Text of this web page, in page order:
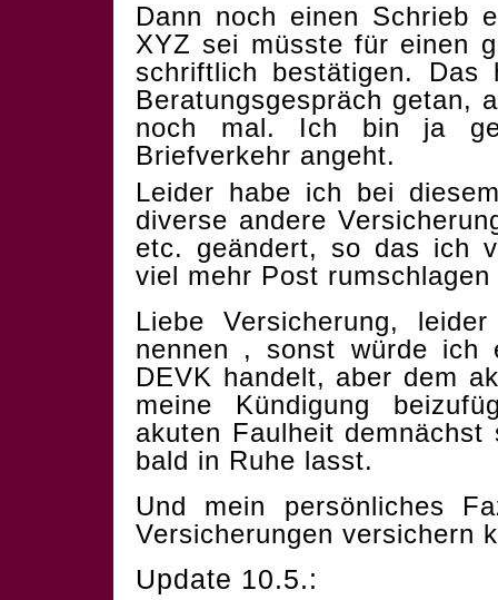
Dann noch einen Schrieb
XYZ sei müsste für einen
schriftlich bestätigen.
Beratungsgespräch getan,
noch mal. Ich bin ja
Briefverkehr angeht.
Leider habe ich bei
diverse andere
etc. geändert, so das ich
viel mehr Post
Liebe Versicherung,
nennen , sonst würde ich
DEVK handelt, aber dem
meine Kündigung
akuten Faulheit
bald in Ruhe lasst.
Und mein persönliches
Versicherungen versichern
Update 10.5.: